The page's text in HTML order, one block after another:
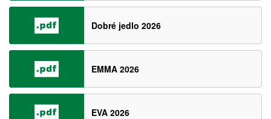
Dobré jedlo 2026
EMMA 2026
EVA 2026